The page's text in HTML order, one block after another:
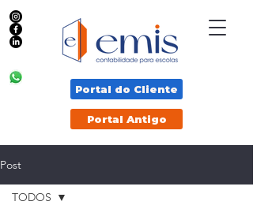
Portal do Cliente
Portal Antigo
Post
TODOS